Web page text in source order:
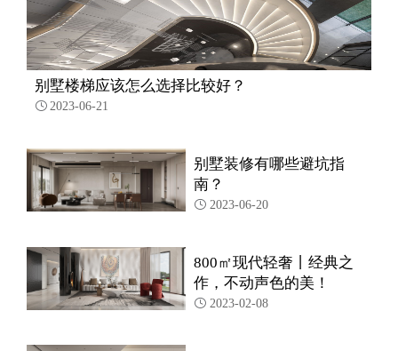
别墅楼梯应该怎么选择比较好？
 2023-06-21
别墅装修有哪些避坑指
南？
 2023-06-20
800㎡现代轻奢丨经典之
作，不动声色的美！
 2023-02-08